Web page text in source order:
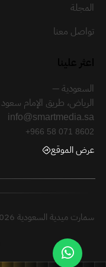
المجلة
تواصل معنا
السعودية —
الرياض، طريق الإمام سعود
info@smartmedia.sa
+966 58 071 8602
عرض الموقع
سمارت ميدية السعودية 🇸🇦 2026.